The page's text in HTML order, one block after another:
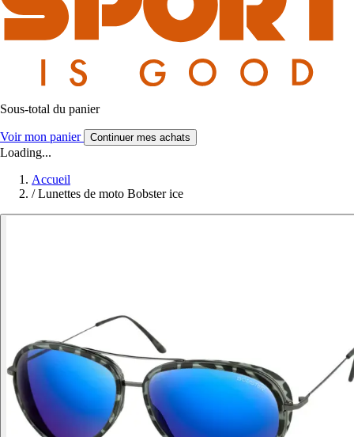
Sous-total du panier
Voir mon panier Continuer mes achats
Loading...
Accueil
/ Lunettes de moto Bobster ice